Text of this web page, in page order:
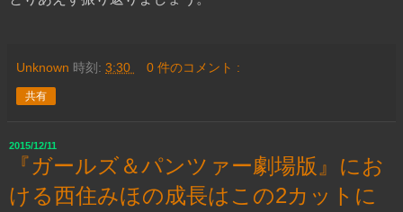
Unknown 時刻: 3:30 0 件のコメント :
共有
2015/12/11
『ガールズ＆パンツァー劇場版』にお
ける西住みほの成長はこの2カットに